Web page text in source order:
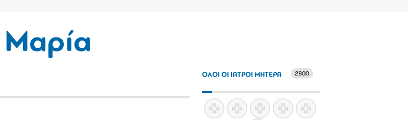
ΟΛΟΙ ΟΙ ΙΑΤΡΟΙ ΜΗΤΕΡΑ 2800